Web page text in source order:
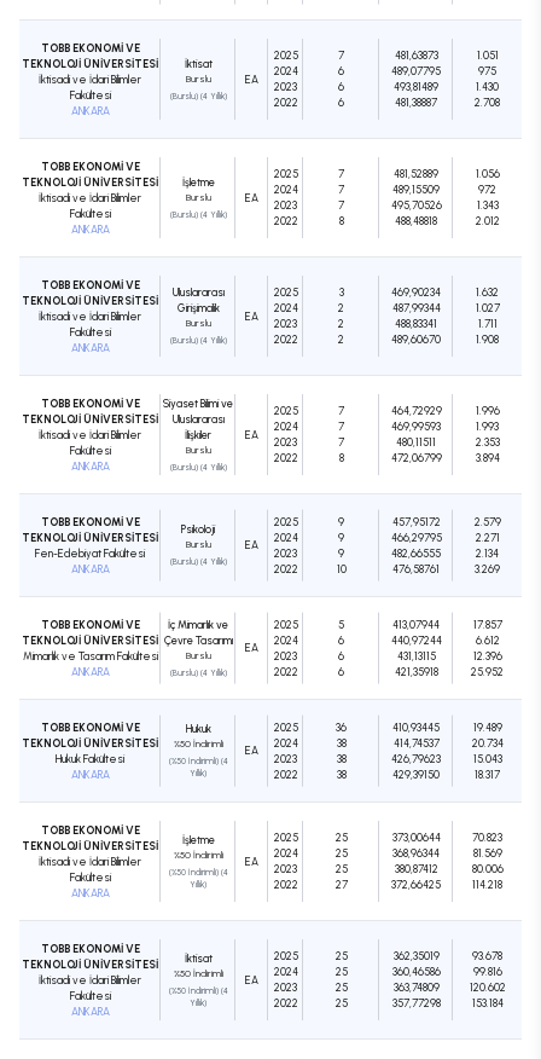
TOBB EKONOMİ VE
TEKNOLOJİ ÜNİVERSİTESİ
İktisadi ve İdari Bilimler
Fakültesi
ANKARA
İktisat
Burslu
(Burslu) (4 Yıllık)
EA
2025
2024
2023
2022
7
6
6
6
481,63873
489,07795
493,81489
481,38887
1.051
975
1.430
2.708
TOBB EKONOMİ VE
TEKNOLOJİ ÜNİVERSİTESİ
İktisadi ve İdari Bilimler
Fakültesi
ANKARA
İşletme
Burslu
(Burslu) (4 Yıllık)
EA
2025
2024
2023
2022
7
7
7
8
481,52889
489,15509
495,70526
488,48818
1.056
972
1.343
2.012
TOBB EKONOMİ VE
TEKNOLOJİ ÜNİVERSİTESİ
İktisadi ve İdari Bilimler
Fakültesi
ANKARA
Uluslararası
Girişimcilik
Burslu
(Burslu) (4 Yıllık)
EA
2025
2024
2023
2022
3
2
2
2
469,90234
487,99344
488,83341
489,60670
1.632
1.027
1.711
1.908
TOBB EKONOMİ VE
TEKNOLOJİ ÜNİVERSİTESİ
İktisadi ve İdari Bilimler
Fakültesi
ANKARA
Siyaset Bilimi ve
Uluslararası
İlişkiler
Burslu
(Burslu) (4 Yıllık)
EA
2025
2024
2023
2022
7
7
7
8
464,72929
469,99593
480,11511
472,06799
1.996
1.993
2.353
3.894
TOBB EKONOMİ VE
TEKNOLOJİ ÜNİVERSİTESİ
Fen-Edebiyat Fakültesi
ANKARA
Psikoloji
Burslu
(Burslu) (4 Yıllık)
EA
2025
2024
2023
2022
9
9
9
10
457,95172
466,29795
482,66555
476,58761
2.579
2.271
2.134
3.269
TOBB EKONOMİ VE
TEKNOLOJİ ÜNİVERSİTESİ
Mimarlık ve Tasarım Fakültesi
ANKARA
İç Mimarlık ve
Çevre Tasarımı
Burslu
(Burslu) (4 Yıllık)
EA
2025
2024
2023
2022
5
6
6
6
413,07944
440,97244
431,13115
421,35918
17.857
6.612
12.396
25.952
TOBB EKONOMİ VE
TEKNOLOJİ ÜNİVERSİTESİ
Hukuk Fakültesi
ANKARA
Hukuk
%50 İndirimli
(%50 İndirimli) (4
Yıllık)
EA
2025
2024
2023
2022
36
38
38
38
410,93445
414,74537
426,79623
429,39150
19.489
20.734
15.043
18.317
TOBB EKONOMİ VE
TEKNOLOJİ ÜNİVERSİTESİ
İktisadi ve İdari Bilimler
Fakültesi
ANKARA
İşletme
%50 İndirimli
(%50 İndirimli) (4
Yıllık)
EA
2025
2024
2023
2022
25
25
25
27
373,00644
368,96344
380,87412
372,66425
70.823
81.569
80.006
114.218
TOBB EKONOMİ VE
TEKNOLOJİ ÜNİVERSİTESİ
İktisadi ve İdari Bilimler
Fakültesi
ANKARA
İktisat
%50 İndirimli
(%50 İndirimli) (4
Yıllık)
EA
2025
2024
2023
2022
25
25
25
25
362,35019
360,46586
363,74809
357,77298
93.678
99.816
120.602
153.184